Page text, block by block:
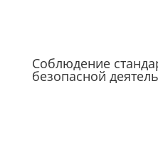
Соблюдение
безопасной